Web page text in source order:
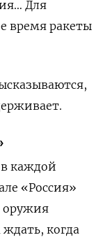
Для
время ракеты
каждой
«Россия»
оружия
когда